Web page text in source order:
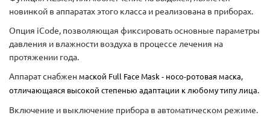
новинкой в аппаратах этого класса и реализована в приборах.
Опция iCode, позволяющая фиксировать основные параметры
давления и влажности воздуха в процессе лечения на
протяжении года.
Аппарат снабжен маской Full Face Mask - носо-ротовая маска,
отличающаяся высокой степенью адаптации к любому типу лица.
Включение и выключение прибора в автоматическом режиме.